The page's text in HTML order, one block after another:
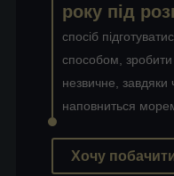
року під
спосіб
способом, зробити
незвичне, завдяки
наповниться
Хочу